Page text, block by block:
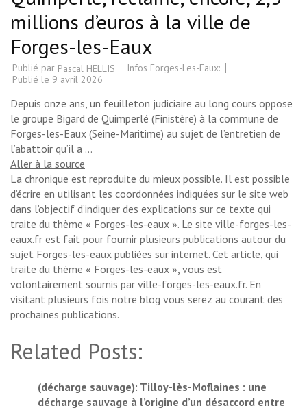
millions d’euros à la ville de
Forges-les-Eaux
Publié par Pascal HELLIS
Infos Forges-Les-Eaux:
Publié le 9 avril 2026
Depuis onze ans, un feuilleton judiciaire au long cours oppose
le groupe Bigard de Quimperlé (Finistère) à la commune de
Forges-les-Eaux (Seine-Maritime) au sujet de l’entretien de
l’abattoir qu’il a …
Aller à la source
La chronique est reproduite du mieux possible. Il est possible
d’écrire en utilisant les coordonnées indiquées sur le site web
dans l’objectif d’indiquer des explications sur ce texte qui
traite du thème « Forges-les-eaux ». Le site ville-forges-les-
eaux.fr est fait pour fournir plusieurs publications autour du
sujet Forges-les-eaux publiées sur internet. Cet article, qui
traite du thème « Forges-les-eaux », vous est
volontairement soumis par ville-forges-les-eaux.fr. En
visitant plusieurs fois notre blog vous serez au courant des
prochaines publications.
Related Posts:
(décharge sauvage): Tilloy-lès-Moflaines : une
décharge sauvage à l’origine d’un désaccord entre